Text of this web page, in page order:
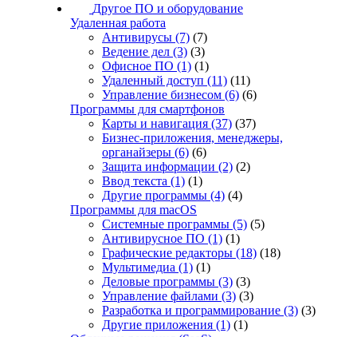
Другое ПО и оборудование
Удаленная работа
Антивирусы (7) (7)
Ведение дел (3) (3)
Офисное ПО (1) (1)
Удаленный доступ (11) (11)
Управление бизнесом (6) (6)
Программы для смартфонов
Карты и навигация (37) (37)
Бизнес-приложения, менеджеры,
органайзеры (6) (6)
Защита информации (2) (2)
Ввод текста (1) (1)
Другие программы (4) (4)
Программы для macOS
Системные программы (5) (5)
Антивирусное ПО (1) (1)
Графические редакторы (18) (18)
Мультимедиа (1) (1)
Деловые программы (3) (3)
Управление файлами (3) (3)
Разработка и программирование (3) (3)
Другие приложения (1) (1)